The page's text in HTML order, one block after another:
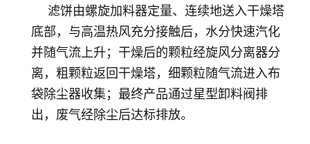
滤饼由螺旋加料器定量、连续地送入干燥塔
底部，与高温热风充分接触后，水分快速汽化
并随气流上升；干燥后的颗粒经旋风分离器分
离，粗颗粒返回干燥塔，细颗粒随气流进入布
袋除尘器收集；最终产品通过星型卸料阀排
出，废气经除尘后达标排放。